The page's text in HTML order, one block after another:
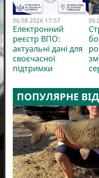
06.08.2026 17:57
Електронний
реєстр ВПО:
актуальні дані для
своєчасної
підтримки
ПОПУЛЯРНЕ